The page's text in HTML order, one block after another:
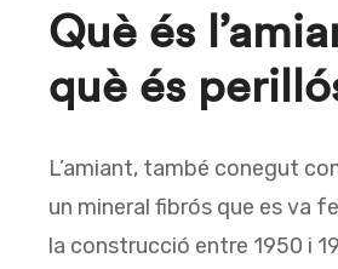
Què és
què és
L’amiant, també conegut
un mineral fibrós que es va
la construcció entre 1950 i